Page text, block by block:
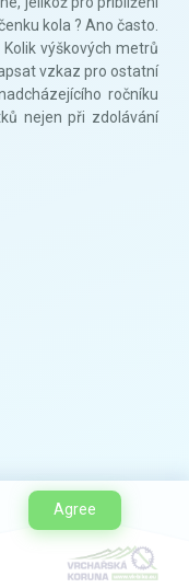
kola ? Ano často.
výškových metrů
vzkaz pro ostatní
ročníku
nejen při zdolávání
Agree